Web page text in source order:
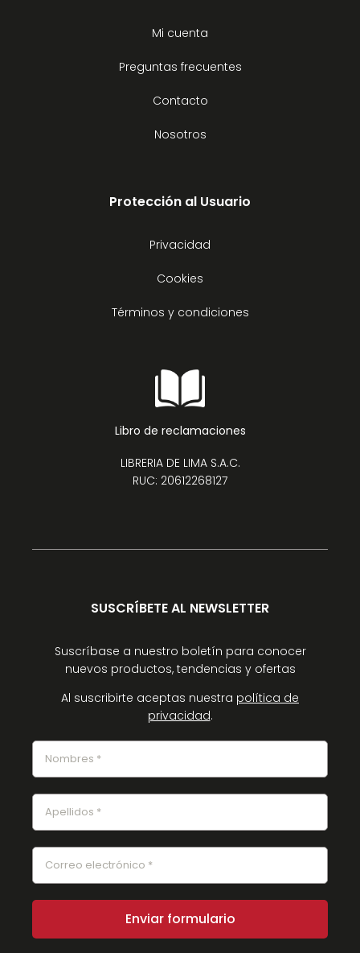
Mi cuenta
Preguntas frecuentes
Contacto
Nosotros
Protección al Usuario
Privacidad
Cookies
Términos y condiciones
Libro de reclamaciones
LIBRERIA DE LIMA S.A.C.
RUC: 20612268127
SUSCRÍBETE AL NEWSLETTER
Suscríbase a nuestro boletín para conocer
nuevos productos, tendencias y ofertas
Al suscribirte aceptas nuestra política de
privacidad.